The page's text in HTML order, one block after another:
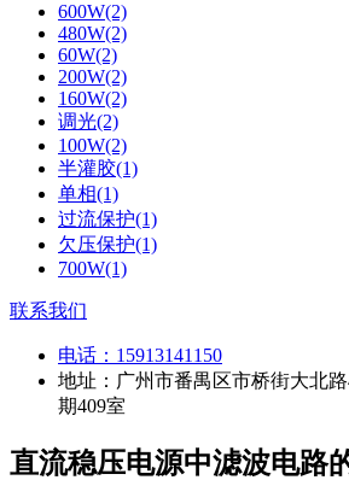
600W(2)
480W(2)
60W(2)
200W(2)
160W(2)
调光(2)
100W(2)
半灌胶(1)
单相(1)
过流保护(1)
欠压保护(1)
700W(1)
联系我们
电话： 15913141150
地址：广州市番禺区市桥街大北
期409室
直流稳压电源中滤波电路